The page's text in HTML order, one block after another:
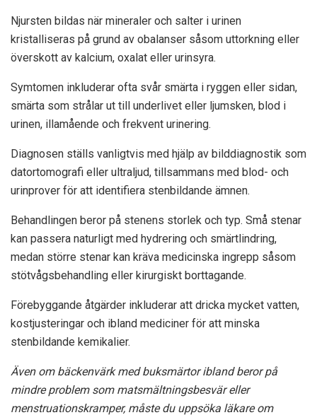
Njursten bildas när mineraler och salter i urinen
kristalliseras på grund av obalanser såsom uttorkning eller
överskott av kalcium, oxalat eller urinsyra.
Symtomen inkluderar ofta svår smärta i ryggen eller sidan,
smärta som strålar ut till underlivet eller ljumsken, blod i
urinen, illamående och frekvent urinering.
Diagnosen ställs vanligtvis med hjälp av bilddiagnostik som
datortomografi eller ultraljud, tillsammans med blod- och
urinprover för att identifiera stenbildande ämnen.
Behandlingen beror på stenens storlek och typ. Små stenar
kan passera naturligt med hydrering och smärtlindring,
medan större stenar kan kräva medicinska ingrepp såsom
stötvågsbehandling eller kirurgiskt borttagande.
Förebyggande åtgärder inkluderar att dricka mycket vatten,
kostjusteringar och ibland mediciner för att minska
stenbildande kemikalier.
Även om bäckenvärk med buksmärtor ibland beror på
mindre problem som matsmältningsbesvär eller
menstruationskramper, måste du uppsöka läkare om